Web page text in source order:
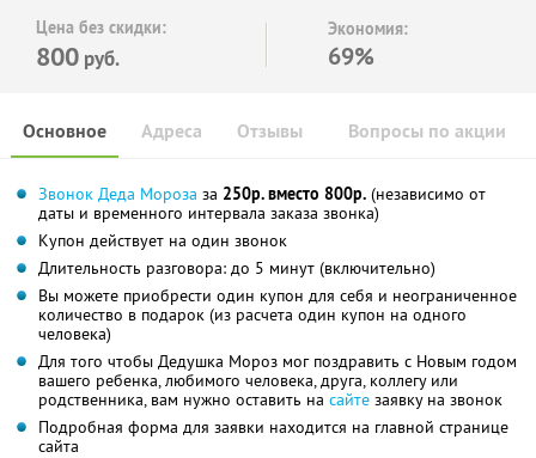
Цена без скидки:
800 руб.
Экономия:
69%
Основное Отзывы Вопросы по акции
Адреса
Звонок Деда Мороза за 250р. вместо 800р. (независимо от
даты и временного интервала заказа звонка)
Купон действует на один звонок
Длительность разговора: до 5 минут (включительно)
Вы можете приобрести один купон для себя и неограниченное
количество в подарок (из расчета один купон на одного
человека)
Для того чтобы Дедушка Мороз мог поздравить с Новым годом
вашего ребенка, любимого человека, друга, коллегу или
родственника, вам нужно оставить на сайте заявку на звонок
Подробная форма для заявки находится на главной странице
сайта